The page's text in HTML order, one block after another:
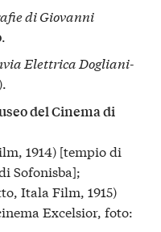
di Giovanni
.
Elettrica Dogliani-
del Cinema di
1914) [tempio di
Sofonisba];
Itala Film, 1915)
Excelsior, foto: